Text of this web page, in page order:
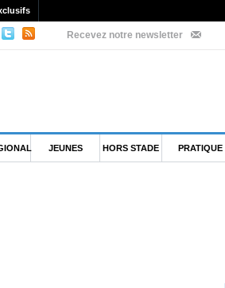
Recevez notre newsletter
JEUNES HORS STADE PRATIQUE